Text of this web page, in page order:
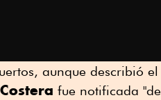
aunque describió el
fue notificada "de